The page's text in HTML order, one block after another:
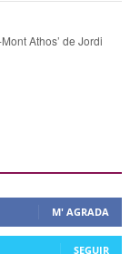
Athos’ de Jordi
M' AGRADA
SEGUIR